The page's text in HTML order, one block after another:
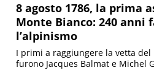
8 agosto 1786, la prima
Monte Bianco: 240 anni
l’alpinismo
I primi a raggiungere la vetta del
furono Jacques Balmat e Michel